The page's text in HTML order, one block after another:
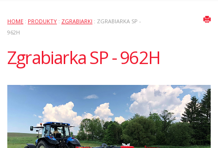
HOME : PRODUKTY : ZGRABIARKI : ZGRABIARKA SP -
962H
Zgrabiarka SP - 962H